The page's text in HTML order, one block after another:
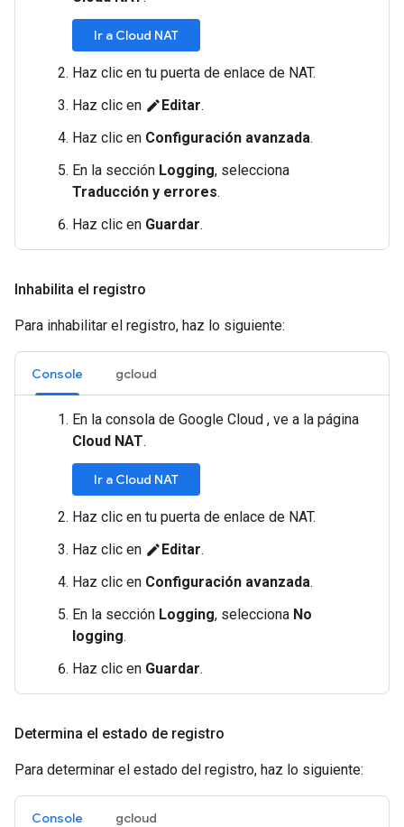
Ir a Cloud NAT
Haz clic en tu puerta de enlace de NAT.
Haz clic en editEditar.
Haz clic en Configuración avanzada.
En la sección Logging, selecciona
Traducción y errores.
Haz clic en Guardar.
Inhabilita el registro
Para inhabilitar el registro, haz lo siguiente:
Console gcloud
En la consola de Google Cloud , ve a la página
Cloud NAT.
Ir a Cloud NAT
Haz clic en tu puerta de enlace de NAT.
Haz clic en editEditar.
Haz clic en Configuración avanzada.
En la sección Logging, selecciona No
logging.
Haz clic en Guardar.
Determina el estado de registro
Para determinar el estado del registro, haz lo siguiente:
Console gcloud